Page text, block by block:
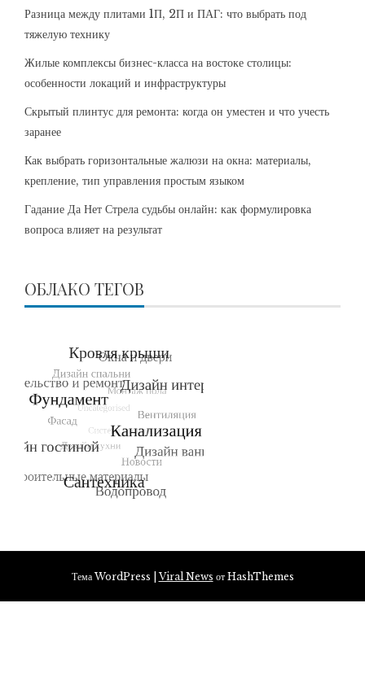
Разница между плитами 1П, 2П и ПАГ: что выбрать под
тяжелую технику
Жилые комплексы бизнес-класса на востоке столицы:
особенности локаций и инфраструктуры
Скрытый плинтус для ремонта: когда он уместен и что учесть
заранее
Как выбрать горизонтальные жалюзи на окна: материалы,
крепление, тип управления простым языком
Гадание Да Нет Стрела судьбы онлайн: как формулировка
вопроса влияет на результат
ОБЛАКО ТЕГОВ
Тема WordPress |Viral News от HashThemes